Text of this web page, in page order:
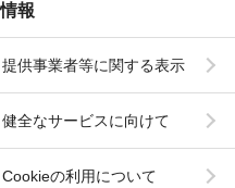
報
提供事業者等に関する表示
健全なサービスに向けて
Cookieの利用について